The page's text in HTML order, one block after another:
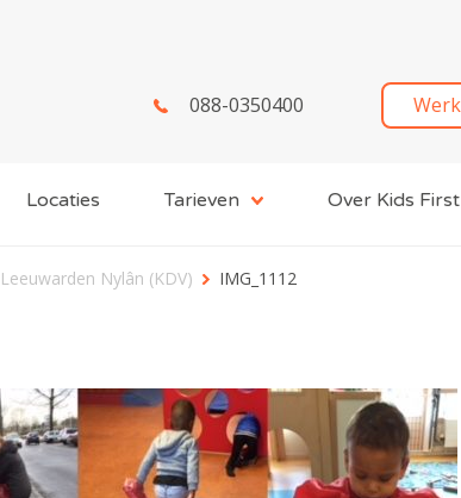
088-0350400
Locaties Tarieven Over Kids First
Nylân (KDV) IMG_1112